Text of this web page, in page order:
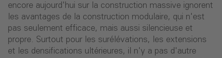
encore aujourd'hui sur la construction massive ignorent
les avantages de la construction modulaire, qui n'est
pas seulement efficace, mais aussi silencieuse et
propre. Surtout pour les surélévations, les extensions
et les densifications ultérieures, il n'y a pas d'autre